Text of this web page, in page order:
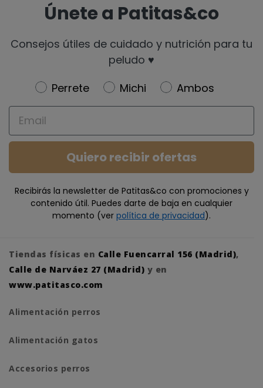
Únete a Patitas&co
Consejos útiles de cuidado y nutrición para tu
peludo ♥️
Newsletter
Perrete Michi
Ambos
Email
Quiero recibir ofertas
Recibirás la newsletter de Patitas&co con promociones y
contenido útil. Puedes darte de baja en cualquier
momento (ver política de privacidad).
Tiendas físicas en Calle Fuencarral 156 (Madrid),
Calle de Narváez 27 (Madrid) y en
www.patitasco.com
Alimentación perros
Alimentación gatos
Accesorios perros